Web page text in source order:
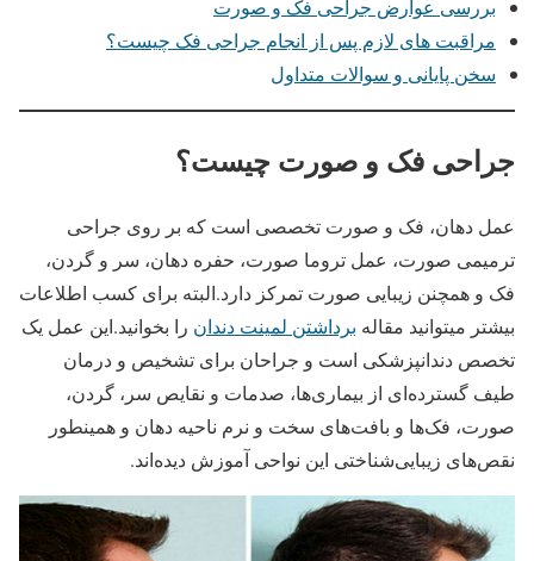
بررسی عوارض جراحی فک و صورت
مراقبت های لازم پس از انجام جراحی فک چیست؟
سخن پایانی و سوالات متداول
جراحی فک و صورت چیست؟
عمل دهان، فک و صورت تخصصی است که بر روی جراحی
ترمیمی صورت، عمل تروما صورت، حفره دهان، سر و گردن،
فک و همچنن زیبایی صورت تمرکز دارد.البته برای کسب اطلاعات
بیشتر میتوانید مقاله برداشتن لمینت دندان را بخوانید.این عمل یک
تخصص دندانپزشکی است و جراحان برای تشخیص و درمان
طیف گسترده‌ای از بیماری‌ها، صدمات و نقایص سر، گردن،
صورت، فک‌ها و بافت‌های سخت و نرم ناحیه دهان و همینطور
نقص‌های زیبایی‌شناختی این نواحی آموزش دیده‌اند.